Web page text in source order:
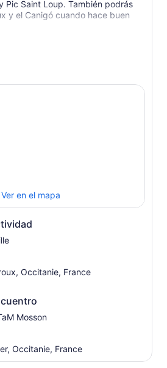
Pic Saint Loup. También podrás
y el Canigó cuando hace buen
Ver en el mapa
Occitanie, France
Mosson
Occitanie, France